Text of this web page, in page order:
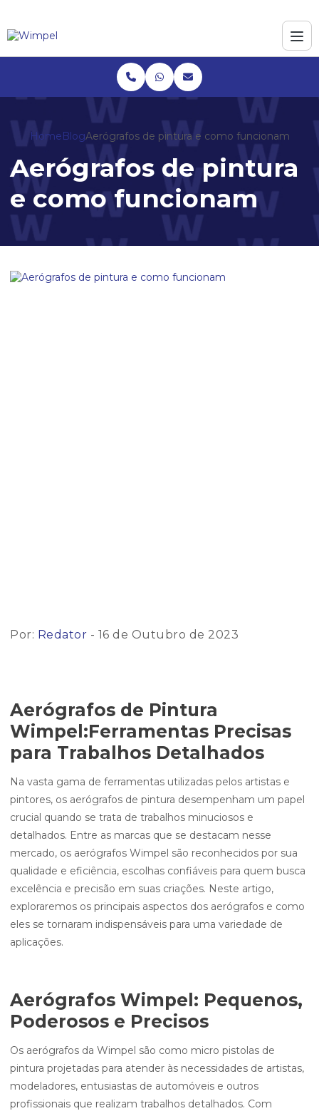
HomeBlogAerógrafos de pintura e como funcionam
Aerógrafos de pintura
e como funcionam
Por: Redator - 16 de Outubro de 2023
Aerógrafos de Pintura
Wimpel:Ferramentas Precisas
para Trabalhos Detalhados
Na vasta gama de ferramentas utilizadas pelos artistas e
pintores, os aerógrafos de pintura desempenham um papel
crucial quando se trata de trabalhos minuciosos e
detalhados. Entre as marcas que se destacam nesse
mercado, os aerógrafos Wimpel são reconhecidos por sua
qualidade e eficiência, escolhas confiáveis para quem busca
excelência e precisão em suas criações. Neste artigo,
exploraremos os principais aspectos dos aerógrafos e como
eles se tornaram indispensáveis para uma variedade de
aplicações.
Aerógrafos Wimpel: Pequenos,
Poderosos e Precisos
Os aerógrafos da Wimpel são como micro pistolas de
pintura projetadas para atender às necessidades de artistas,
modeladores, entusiastas de automóveis e outros
profissionais que realizam trabalhos detalhados. Com